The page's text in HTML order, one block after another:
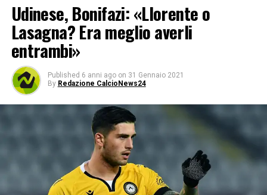
Udinese, Bonifazi: «Llorente o
Lasagna? Era meglio averli
entrambi»
Published 6 anni ago on 31 Gennaio 2021
By Redazione CalcioNews24